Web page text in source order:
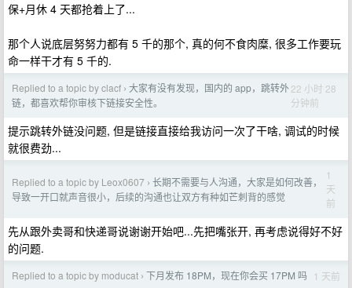
保+月休 4 天都抢着上了...
那个人说底层努努力都有 5 千的那个, 真的何不食肉糜, 很多工作要玩
命一样干才有 5 千的.
Replied to a topic by clacf › 大家有没有发现，国内的 app，跳转外
链，都喜欢帮你审核下链接安全性。
22 小时 28
分钟前
提示跳转外链没问题, 但是链接直接给我访问一次了干啥, 调试的时候
就很费劲...
Replied to a topic by Leox0607 › 长期不需要与人沟通，大家是如何改善，
导致一开口就声音很小，后续的沟通也让双方有种如芒刺背的感觉
1
天
前
先从跟外卖哥和快递哥说谢谢开始吧...先把嘴张开, 再考虑说得好不好
的问题.
Replied to a topic by moducat › 下月发布 18PM，现在你会买 17PM 吗 1 天前